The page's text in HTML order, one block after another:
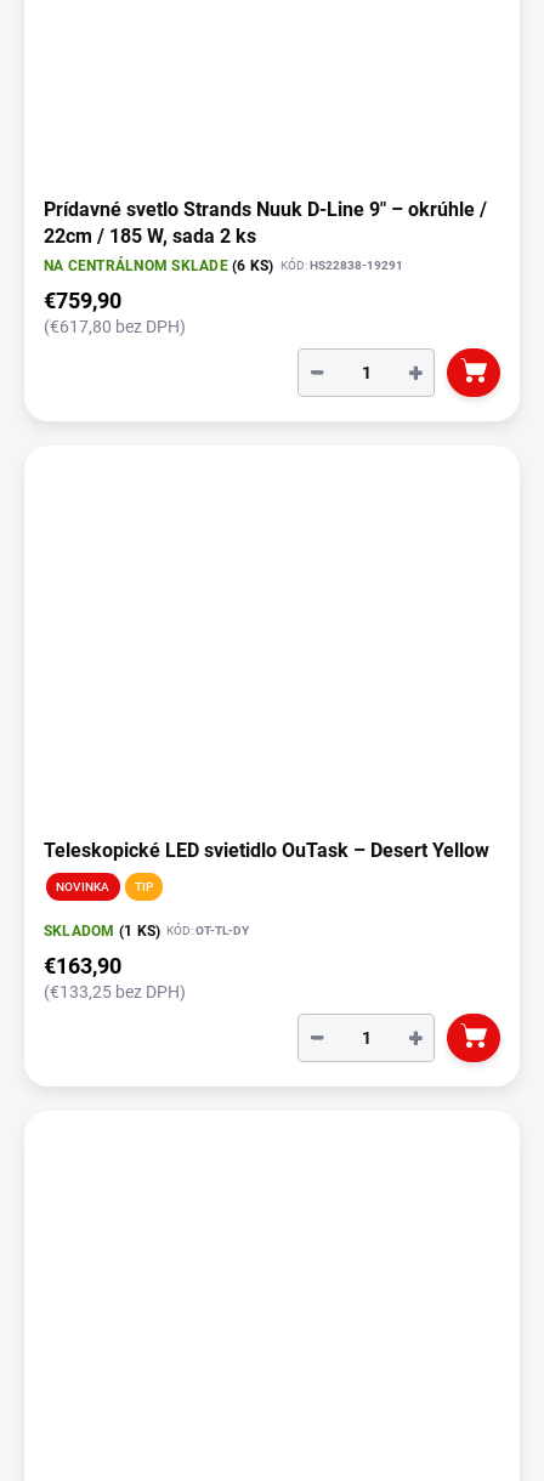
Prídavné svetlo Strands Nuuk D-Line 9" – okrúhle /
22cm / 185 W, sada 2 ks
NA CENTRÁLNOM SKLADE(6 KS) KÓD:HS22838-19291
€759,90
(€617,80 bez DPH)
+
−
Teleskopické LED svietidlo OuTask – Desert Yellow
NOVINKA TIP
SKLADOM (1 KS) KÓD:OT-TL-DY
€163,90
(€133,25 bez DPH)
+
−